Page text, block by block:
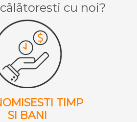
cu noi?
TIMP
SI BANI